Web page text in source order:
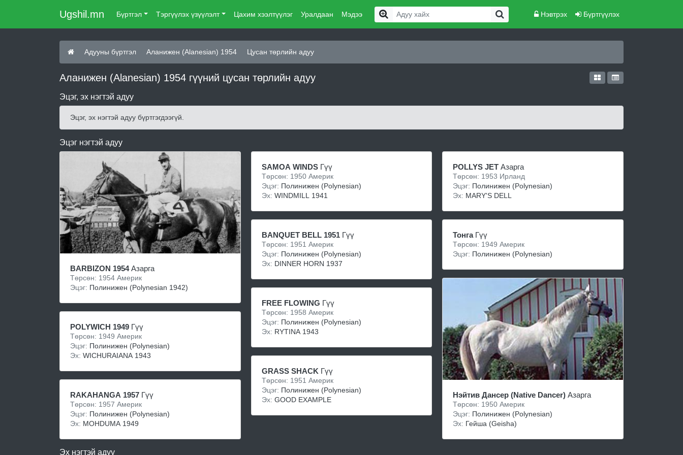
Ugshil.mn Бүртгэл Тэргүүлэх үзүүлэлт Цахим хээлтүүлэг Уралдаан Мэдээ Нэвтрэх Бүртгүүлэх
Адууны бүртгэл Аланижен (Alanesian) 1954 Цусан төрлийн адуу
Аланижен (Alanesian) 1954 гүүний цусан төрлийн адуу
Эцэг, эх нэгтэй адуу
Эцэг, эх нэгтэй адуу бүртгэгдээгүй.
Эцэг нэгтэй адуу
BARBIZON 1954Азарга
Төрсөн: 1954 Америк
Эцэг: Полинижен (Polynesian 1942)
POLYWICH 1949 Гүү
Төрсөн: 1949 Америк
Эцэг: Полинижен (Polynesian)
Эх: WICHURAIANA 1943
RAKAHANGA 1957 Гүү
Төрсөн: 1957 Америк
Эцэг: Полинижен (Polynesian)
Эх: MOHDUMA 1949
SAMOA WINDSГүү
Төрсөн: 1950 Америк
Эцэг: Полинижен (Polynesian)
Эх: WINDMILL 1941
BANQUET BELL 1951Гүү
Төрсөн: 1951 Америк
Эцэг: Полинижен (Polynesian)
Эх: DINNER HORN 1937
FREE FLOWING Гүү
Төрсөн: 1958 Америк
Эцэг: Полинижен (Polynesian)
Эх:
RYTINA 1943
GRASS SHACK Гүү
Төрсөн: 1951 Америк
Эцэг: Полинижен (Polynesian)
Эх: GOOD EXAMPLE
POLLYS JET Азарга
Төрсөн: 1953 Ирланд
Эцэг: Полинижен (Polynesian)
Эх: MARY'S DELL
Тонга Гүү
Төрсөн: 1949 Америк
Эцэг: Полинижен (Polynesian)
Нэйтив Дансер (Native Dancer) Азарга
Төрсөн: 1950 Америк
Эцэг: Полинижен (Polynesian)
Эх: Гейша (Geisha)
Эх нэгтэй адуу